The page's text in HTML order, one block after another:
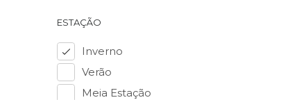
ESTAÇÃO
Inverno
Verão
Meia Estação